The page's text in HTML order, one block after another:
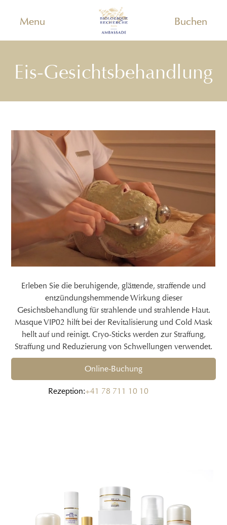
Menu Buchen
Eis-Gesichtsbehandlung
Erleben Sie die beruhigende, glättende, straffende und
entzündungshemmende Wirkung dieser
Gesichtsbehandlung für strahlende und strahlende Haut.
Masque VIP02 hilft bei der Revitalisierung und Cold Mask
hellt auf und reinigt. Cryo-Sticks werden zur Straffung,
Straffung und Reduzierung von Schwellungen verwendet.
Online-Buchung
Rezeption:+41 78 711 10 10